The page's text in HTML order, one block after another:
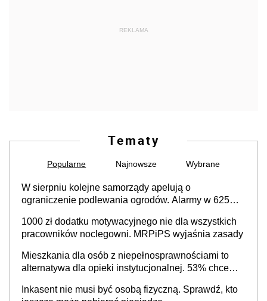
REKLAMA
Tematy
Popularne Najnowsze Wybrane
W sierpniu kolejne samorządy apelują o
ograniczenie podlewania ogrodów. Alarmy w 625
cały kraj
1000 zł dodatku motywacyjnego nie dla wszystkich
pracowników noclegowni. MRPiPS wyjaśnia zasady
Mieszkania dla osób z niepełnosprawnościami to
alternatywa dla opieki instytucjonalnej. 53% chce
Inkasent nie musi być osobą fizyczną. Sprawdź, kto